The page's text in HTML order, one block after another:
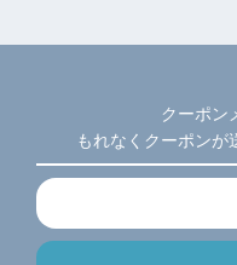
クーポン
もれなくクーポンが